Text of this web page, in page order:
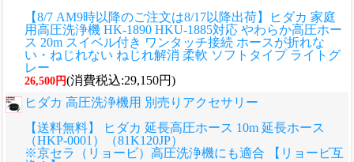
【8/7 AM9時以降のご注文は8/17以降出荷】ヒダカ 家庭
用高圧洗浄機 HK-1890 HKU-1885対応 やわらか高圧ホー
ス 20m スイベル付き ワンタッチ接続 ホースが折れな
い・ねじれない ねじれ解消 柔軟 ソフトタイプ ライトグ
レー
26,500円(消費税込:29,150円)
ヒダカ 高圧洗浄機用 別売りアクセサリー
【送料無料】 ヒダカ 延長高圧ホース 10m 延長ホース
（HKP-0001）（81K120JP）
※京セラ（リョービ）高圧洗浄機にも適合 【リョービ互